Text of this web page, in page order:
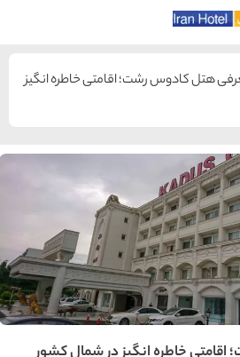
شهرهای منتخب ایران
تهران
راهنمای
سفر به
تهران
رزرو
هتل
های
تهران
راهنمای